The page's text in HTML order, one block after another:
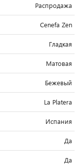
Распродажа
Cenefa Zen
Гладкая
Матовая
Бежевый
La Platera
Испания
Да
Да